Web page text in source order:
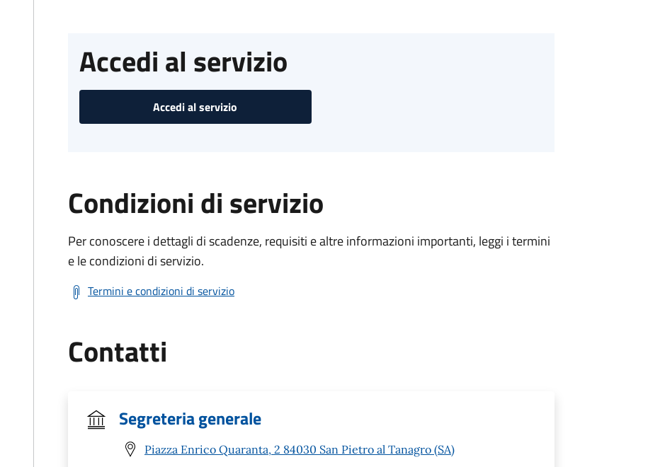
Accedi al servizio
Accedi al servizio
Condizioni di servizio
Per conoscere i dettagli di scadenze, requisiti e altre informazioni importanti, leggi i termini
e le condizioni di servizio.
Termini e condizioni di servizio
Contatti
Segreteria generale
Piazza Enrico Quaranta, 2 84030 San Pietro al Tanagro (SA)